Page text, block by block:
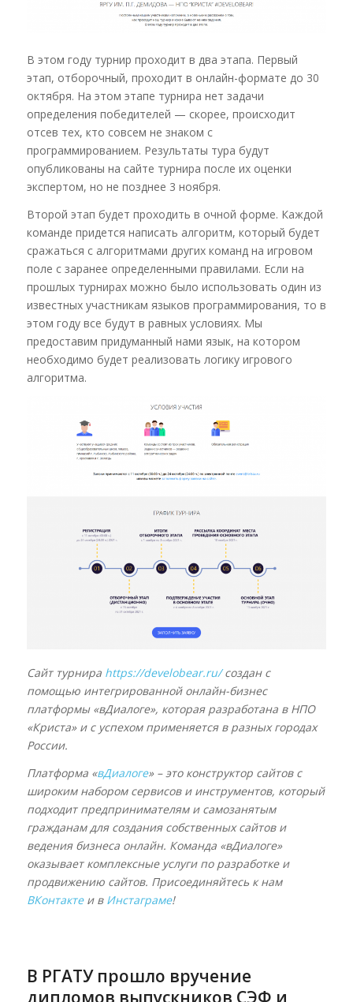
В этом году турнир проходит в два этапа. Первый
этап, отборочный, проходит в онлайн-формате до 30
октября. На этом этапе турнира нет задачи
определения победителей — скорее, происходит
отсев тех, кто совсем не знаком с
программированием. Результаты тура будут
опубликованы на сайте турнира после их оценки
экспертом, но не позднее 3 ноября.
Второй этап будет проходить в очной форме. Каждой
команде придется написать алгоритм, который будет
сражаться с алгоритмами других команд на игровом
поле с заранее определенными правилами. Если на
прошлых турнирах можно было использовать один из
известных участникам языков программирования, то в
этом году все будут в равных условиях. Мы
предоставим придуманный нами язык, на котором
необходимо будет реализовать логику игрового
алгоритма.
Сайт турнира https://develobear.ru/создан с
помощью интегрированной онлайн-бизнес
платформы «вДиалоге», которая разработана в НПО
«Криста» и с успехом применяется в разных городах
России.
Платформа «вДиалоге» – это конструктор сайтов с
широким набором сервисов и инструментов, который
подходит предпринимателям и самозанятым
гражданам для создания собственных сайтов и
ведения бизнеса онлайн. Команда «вДиалоге»
оказывает комплексные услуги по разработке и
продвижению сайтов. Присоединяйтесь к нам
ВКонтактеи в Инстаграме!
В РГАТУ прошло вручение
дипломов выпускников СЭФ и